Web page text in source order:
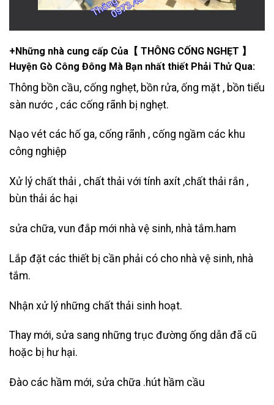
+Những nhà cung cấp Của【 THÔNG CỐNG NGHẸT 】
Huyện Gò Công Đông Mà Bạn nhất thiết Phải Thử Qua:
Thông bồn cầu, cống nghẹt, bồn rửa, ống mặt , bồn tiểu
sàn nước , các cống rãnh bị nghẹt.
Nạo vét các hố ga, cống rãnh , cống ngầm các khu
công nghiệp
Xử lý chất thải , chất thải với tính axít ,chất thải rắn ,
bùn thải ác hại
sửa chữa, vun đắp mới nhà vệ sinh, nhà tắm.ham
Lắp đặt các thiết bị cần phải có cho nhà vệ sinh, nhà
tắm.
Nhận xử lý những chất thải sinh hoạt.
Thay mới, sửa sang những trục đường ống dẫn đã cũ
hoặc bị hư hại.
Đào các hầm mới, sửa chữa .hút hầm cầu